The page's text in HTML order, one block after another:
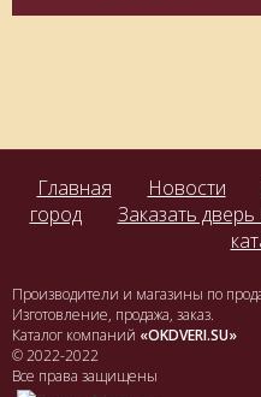
Главная Новости
город
Заказать
Производители и магазины по
Изготовление, продажа, заказ.
Каталог компаний «OKDVERI.SU»
© 2022-2022
Все права защищены